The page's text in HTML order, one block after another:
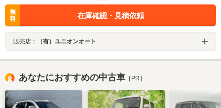
無
料
在庫確認・見積依頼
販売店： （有）ユニオンオート
あなたにおすすめの中古車 ［PR］